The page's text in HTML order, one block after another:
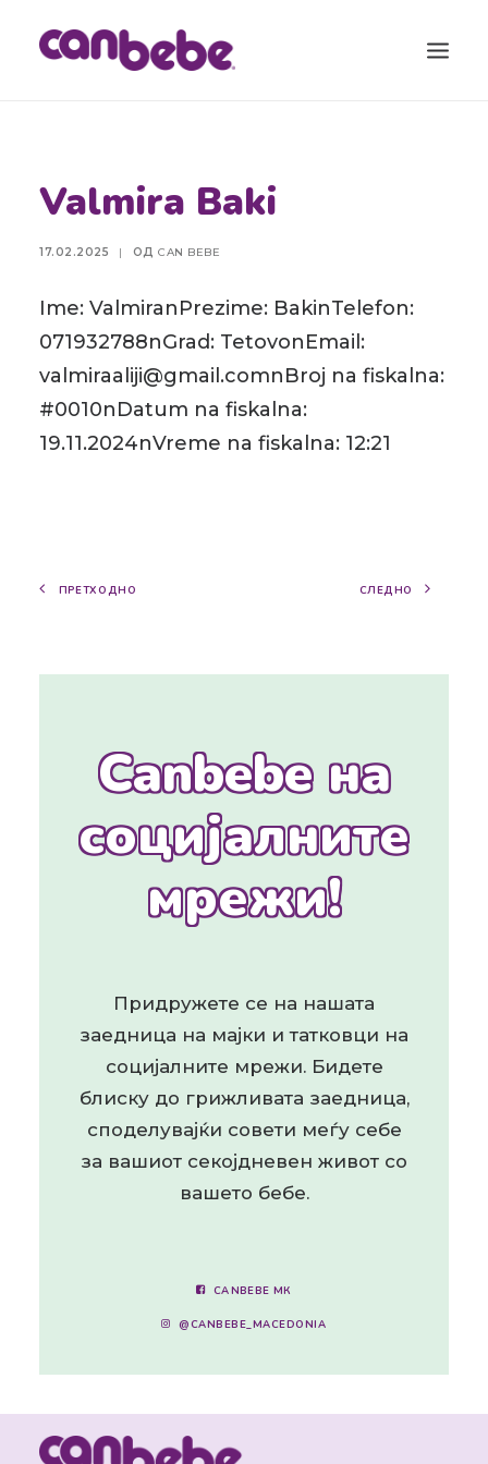
БЛОГ
SEARCH
Valmira Baki
17.02.2025 | ОД CAN BEBE
Ime: ValmiranPrezime: BakinTelefon:
071932788nGrad: TetovonEmail:
valmiraaliji@gmail.comnBroj na fiskalna:
#0010nDatum na fiskalna:
19.11.2024nVreme na fiskalna: 12:21
ПРЕТХОДНО СЛЕДНО
Canbebe на
социјалните
мрежи!
Придружете се на нашата
заедница на мајки и татковци на
социјалните мрежи. Бидете
блиску до грижливата заедница,
споделувајќи совети меѓу себе
за вашиот секојдневен живот со
вашето бебе.
CANBEBE МК
@CANBEBE_MACEDONIA